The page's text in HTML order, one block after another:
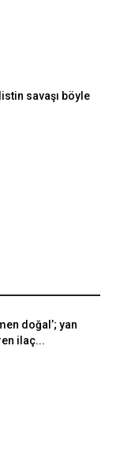
savaşı böyle
doğal’; yan
ilaç...